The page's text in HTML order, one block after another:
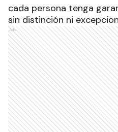
cada persona tenga
sin distinción ni
Ads